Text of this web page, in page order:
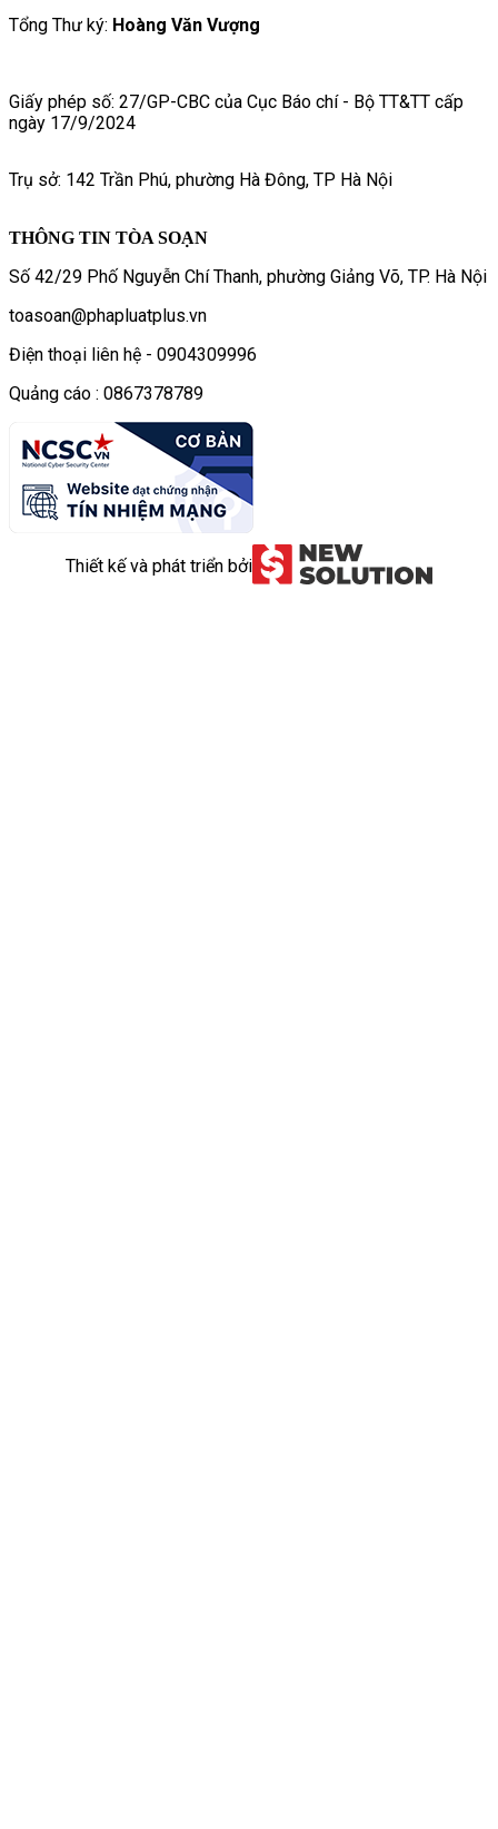
Tổng Thư ký: Hoàng Văn Vượng
Giấy phép số: 27/GP-CBC của Cục Báo chí - Bộ TT&TT cấp
ngày 17/9/2024
Trụ sở: 142 Trần Phú, phường Hà Đông, TP Hà Nội
THÔNG TIN TÒA SOẠN
Số 42/29 Phố Nguyễn Chí Thanh, phường Giảng Võ, TP. Hà Nội
toasoan@phapluatplus.vn
Điện thoại liên hệ - 0904309996
Quảng cáo : 0867378789
Thiết kế và phát triển bởi